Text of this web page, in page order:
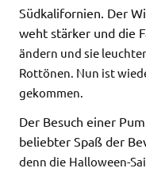
Südkalifornien. Der
weht stärker und die
ändern und sie
Rottönen. Nun ist
gekommen.
Der Besuch einer
beliebter Spaß der
denn die Halloween-